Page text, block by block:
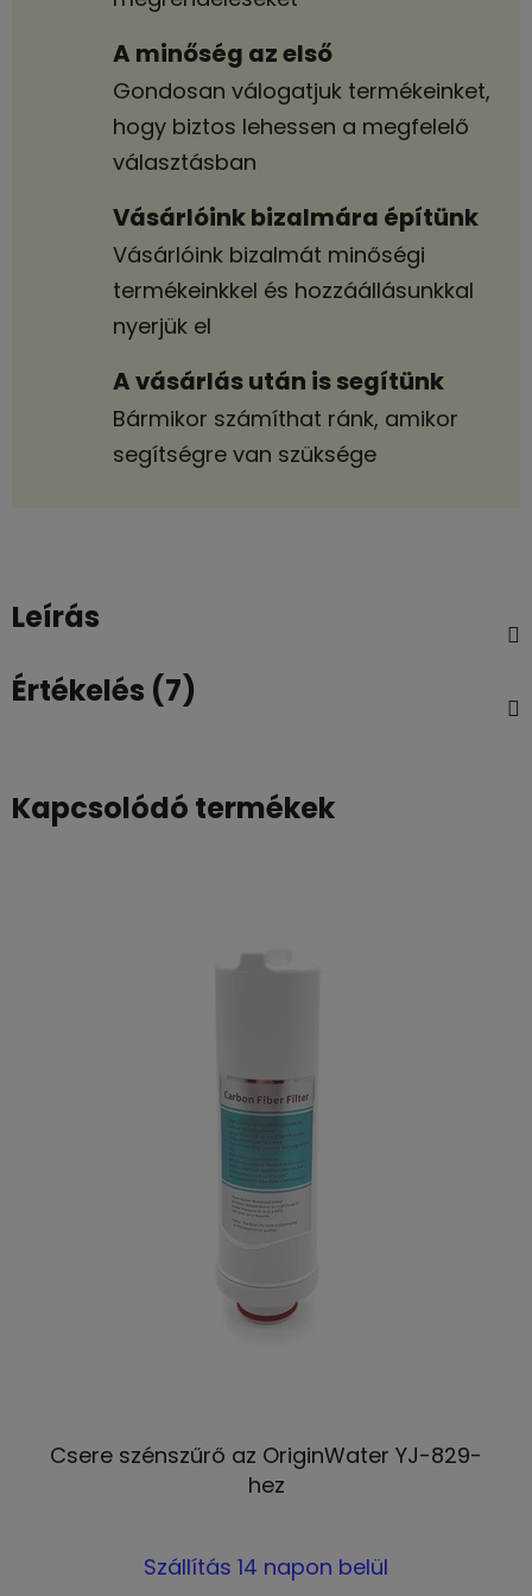
A minőség az első
Gondosan válogatjuk termékeinket,
hogy biztos lehessen a megfelelő
választásban
Vásárlóink bizalmára építünk
Vásárlóink bizalmát minőségi
termékeinkkel és hozzáállásunkkal
nyerjük el
A vásárlás után is segítünk
Bármikor számíthat ránk, amikor
segítségre van szüksége
Leírás
Értékelés (7)
Kapcsolódó termékek
Csere szénszűrő az OriginWater YJ-829-
hez
termék
Szállítás 14 napon belül